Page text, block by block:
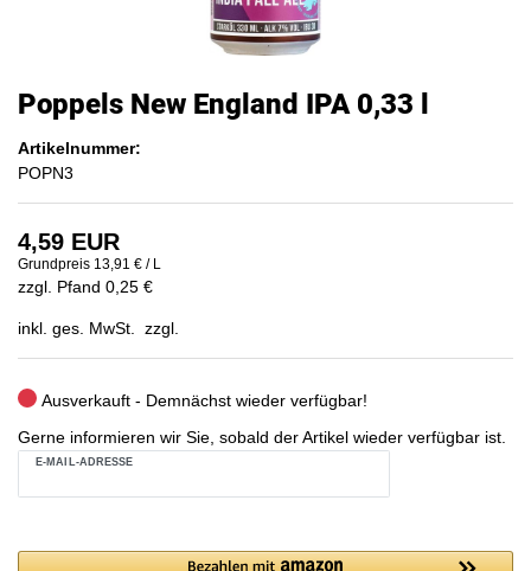
Poppels New England IPA 0,33 l
Artikelnummer:
POPN3
4,59 EUR
Grundpreis 13,91 € / L
zzgl. Pfand 0,25 €
inkl. ges. MwSt. zzgl.
Ausverkauft - Demnächst wieder verfügbar!
Gerne informieren wir Sie, sobald der Artikel wieder verfügbar ist.
E-MAIL-ADRESSE